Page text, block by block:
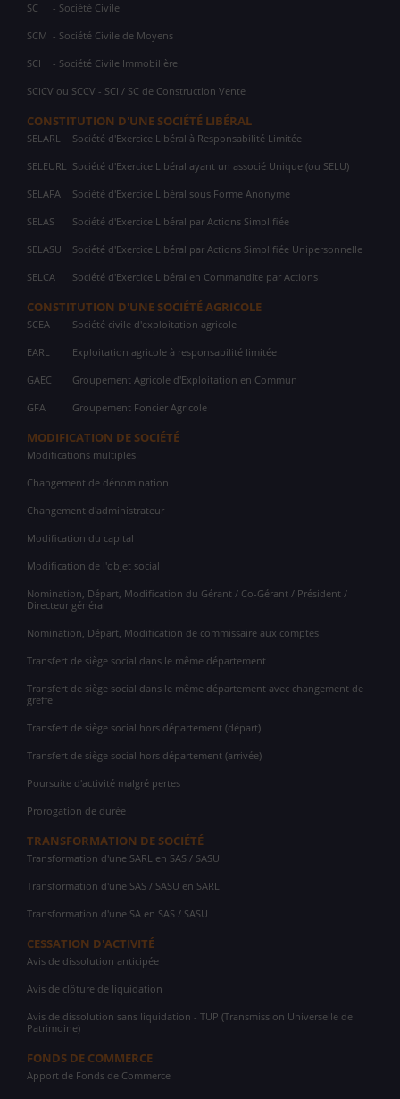
SC - Société Civile
SCM - Société Civile de Moyens
SCI - Société Civile Immobilière
SCICV ou SCCV - SCI / SC de Construction Vente
CONSTITUTION D'UNE SOCIÉTÉ LIBÉRAL
SELARL Société d'Exercice Libéral à Responsabilité Limitée
SELEURL Société d'Exercice Libéral ayant un associé Unique (ou SELU)
SELAFA Société d'Exercice Libéral sous Forme Anonyme
SELAS Société d'Exercice Libéral par Actions Simplifiée
SELASU Société d'Exercice Libéral par Actions Simplifiée Unipersonnelle
SELCA Société d'Exercice Libéral en Commandite par Actions
CONSTITUTION D'UNE SOCIÉTÉ AGRICOLE
SCEA Société civile d'exploitation agricole
EARL Exploitation agricole à responsabilité limitée
GAEC Groupement Agricole d'Exploitation en Commun
GFA Groupement Foncier Agricole
MODIFICATION DE SOCIÉTÉ
Modifications multiples
Changement de dénomination
Changement d'administrateur
Modification du capital
Modification de l'objet social
Nomination, Départ, Modification du Gérant / Co-Gérant / Président /
Directeur général
Nomination, Départ, Modification de commissaire aux comptes
Transfert de siège social dans le même département
Transfert de siège social dans le même département avec changement de
greffe
Transfert de siège social hors département (départ)
Transfert de siège social hors département (arrivée)
Poursuite d'activité malgré pertes
Prorogation de durée
TRANSFORMATION DE SOCIÉTÉ
Transformation d'une SARL en SAS / SASU
Transformation d'une SAS / SASU en SARL
Transformation d'une SA en SAS / SASU
CESSATION D'ACTIVITÉ
Avis de dissolution anticipée
Avis de clôture de liquidation
Avis de dissolution sans liquidation - TUP (Transmission Universelle de
Patrimoine)
FONDS DE COMMERCE
Apport de Fonds de Commerce